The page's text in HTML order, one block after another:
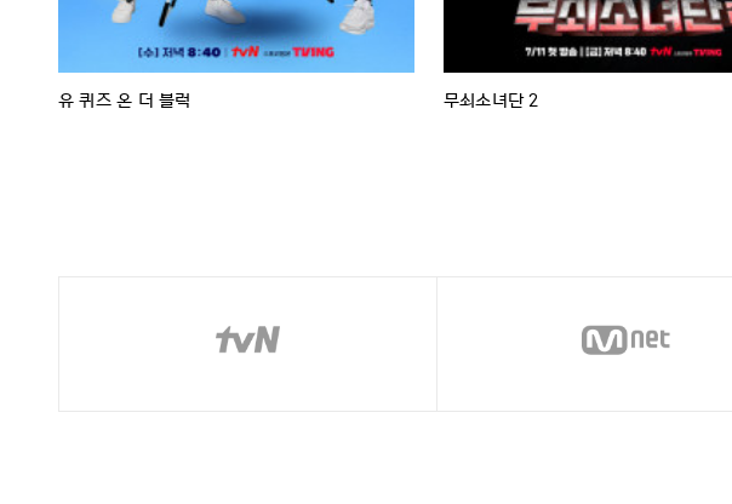
유 퀴즈 온 더 블럭 무쇠소녀단 2